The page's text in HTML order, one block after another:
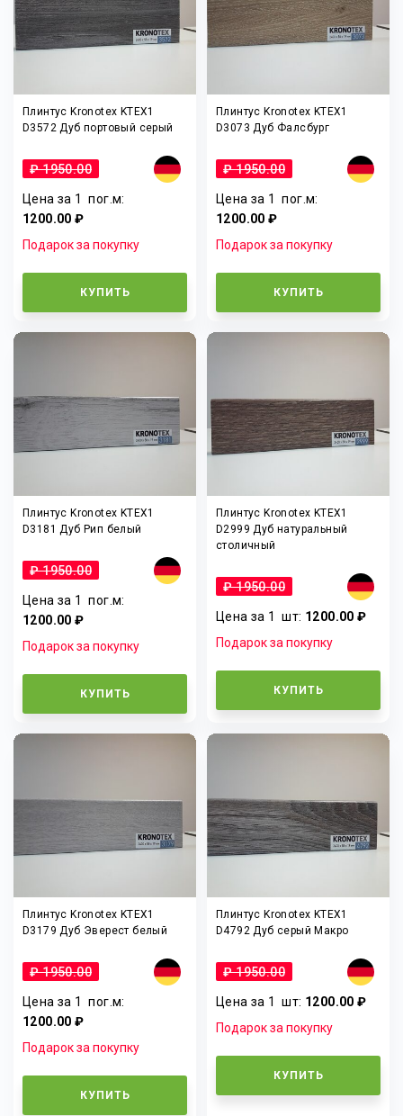
Плинтус Kronotex KTEX1
D3572 Дуб портовый серый
₽ 1950.00
Цена за 1пог.м:
1200.00 ₽
Подарок за покупку
КУПИТЬ
Плинтус Kronotex KTEX1
D3073 Дуб Фалсбург
₽ 1950.00
Цена за 1пог.м:
1200.00 ₽
Подарок за покупку
КУПИТЬ
Плинтус Kronotex KTEX1
D3181 Дуб Рип белый
₽ 1950.00
Цена за 1пог.м:
1200.00 ₽
Подарок за покупку
КУПИТЬ
Плинтус Kronotex KTEX1
D2999 Дуб натуральный
столичный
₽ 1950.00
Цена за 1шт: 1200.00 ₽
Подарок за покупку
КУПИТЬ
Плинтус Kronotex KTEX1
D3179 Дуб Эверест белый
₽ 1950.00
Цена за 1пог.м:
1200.00 ₽
Подарок за покупку
КУПИТЬ
Плинтус Kronotex KTEX1
D4792 Дуб серый Макро
₽ 1950.00
Цена за 1шт: 1200.00 ₽
Подарок за покупку
КУПИТЬ